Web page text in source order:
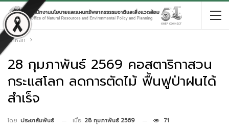
หน้าหลัก
28 กุมภาพันธ์ 2569 คอสตาริกาสวน
กระแสโลก ลดการตัดไม้ ฟื้นฟูป่าฝนได้
สำเร็จ
โดย ประชาสัมพันธ์ เมื่อ 28 กุมภาพันธ์ 2569 71